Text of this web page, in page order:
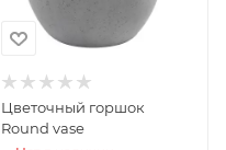
Цветочный горшок
Round vase